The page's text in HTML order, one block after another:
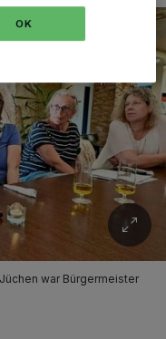
war Bürgermeister
OK